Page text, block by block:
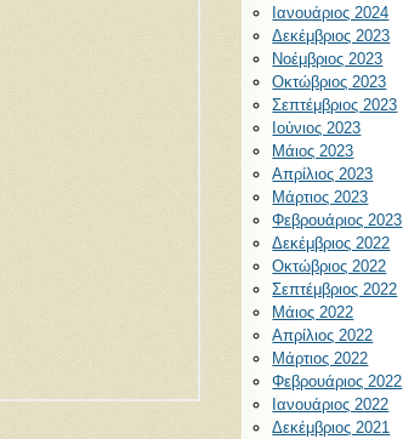
Ιανουάριος 2024
Δεκέμβριος 2023
Νοέμβριος 2023
Οκτώβριος 2023
Σεπτέμβριος 2023
Ιούνιος 2023
Μάιος 2023
Απρίλιος 2023
Μάρτιος 2023
Φεβρουάριος 2023
Δεκέμβριος 2022
Οκτώβριος 2022
Σεπτέμβριος 2022
Μάιος 2022
Απρίλιος 2022
Μάρτιος 2022
Φεβρουάριος 2022
Ιανουάριος 2022
Δεκέμβριος 2021